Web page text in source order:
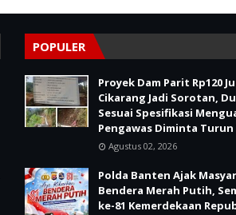
POPULER
Proyek Dam Parit Rp120
Cikarang Jadi Sorotan,
Sesuai Spesifikasi
Pengawas Diminta
Agustus 02, 2026
Polda Banten Ajak
Bendera Merah Putih,
ke-81 Kemerdekaan